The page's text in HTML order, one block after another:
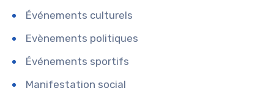
Événements culturels
Evènements politiques
Événements sportifs
Manifestation social